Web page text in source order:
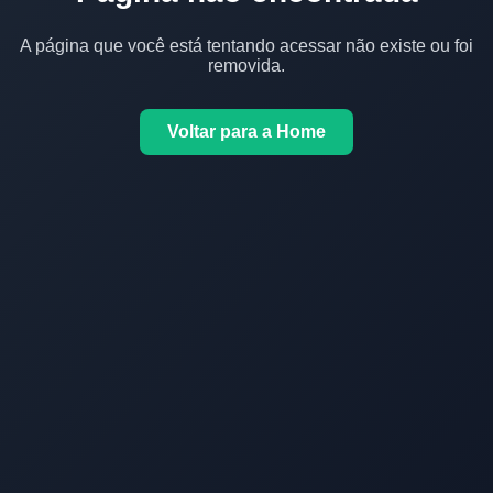
A página que você está tentando acessar não existe ou foi
removida.
Voltar para a Home